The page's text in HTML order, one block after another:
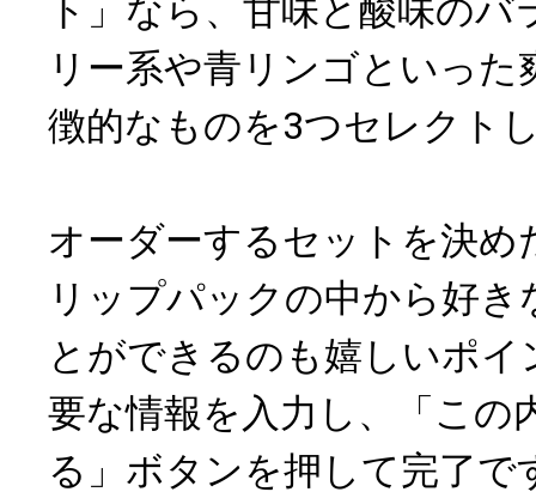
ト」なら、甘味と酸味の
リー系や青リンゴといっ
徴的なものを3つセレクト
オーダーするセットを決め
リップパックの中から好
とができるのも嬉しいポ
要な情報を入力し、「この
る」ボタンを押して完了で